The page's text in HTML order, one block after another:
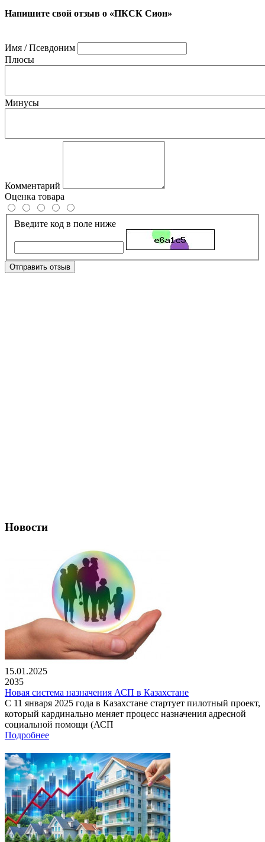
Напишите свой отзыв о «ПКСК Сион»
Имя / Псевдоним
Плюсы
Минусы
Комментарий
Оценка товара
Введите код в поле ниже
Отправить отзыв
Новости
15.01.2025
2035
Новая система назначения АСП в Казахстане
С 11 января 2025 года в Казахстане стартует пилотный проект,
который кардинально меняет процесс назначения адресной
социальной помощи (АСП
Подробнее